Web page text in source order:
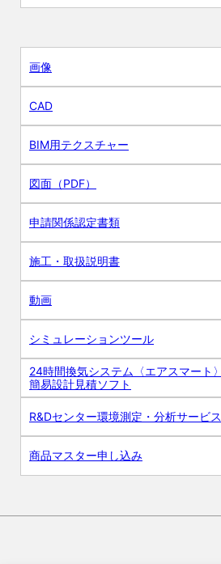
画像
CAD
BIM用テクスチャー
図面（PDF）
申請関係認定書類
施工・取扱説明書
動画
シミュレーションツール
24時間換気システム〈エアスマート〉
簡易設計見積ソフト
R&Dセンター環境測定・分析サービス
商品マスター申し込み